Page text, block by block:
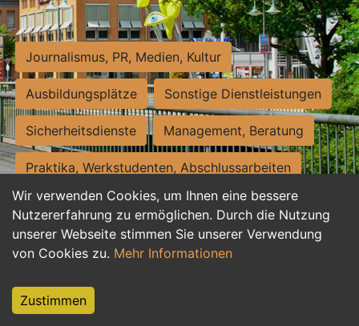
Wir verwenden Cookies, um Ihnen eine bessere
Nutzererfahrung zu ermöglichen. Durch die Nutzung
unserer Webseite stimmen Sie unserer Verwendung
von Cookies zu. Mehr Informationen
Zustimmen
Journalismus, PR, Medien, Kultur
Ausbildungsplätze Sonstige Dienstleistungen
Sicherheitsdienste Management, Beratung
Praktika, Werkstudenten, Abschlussarbeiten
Personalwesen Assistenz, Sekretariat
Hilfskräfte, Aushilfs- und Nebenjobs
Weiterbildung, Studium, duale Ausbildung